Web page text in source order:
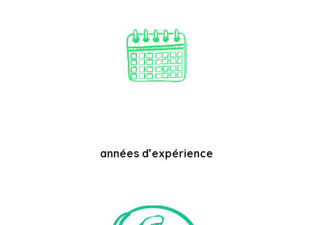
années d’expérience